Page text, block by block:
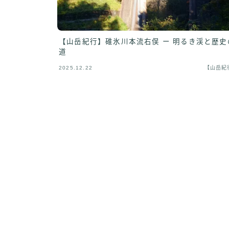
【山岳紀行】碓氷川本流右俣 ー 明るき渓と歴史
道
2025.12.22 【山岳紀